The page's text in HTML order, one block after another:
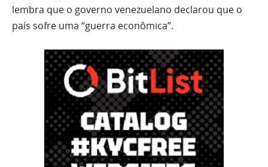
lembra que o governo venezuelano declarou que o
país sofre uma “guerra econômica”.